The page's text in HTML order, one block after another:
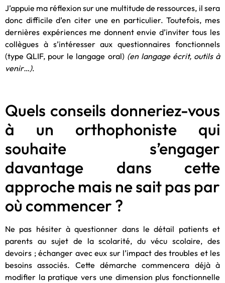
J’appuie ma réflexion sur une multitude de ressources, il sera
donc difficile d’en citer une en particulier. Toutefois, mes
dernières expériences me donnent envie d’inviter tous les
collègues à s’intéresser aux questionnaires fonctionnels
(type QLIF, pour le langage oral) (en langage écrit, outils à
venir…).
Quels conseils donneriez-vous
à un orthophoniste qui
souhaite s’engager
davantage dans cette
approche mais ne sait pas par
où commencer ?
Ne pas hésiter à questionner dans le détail patients et
parents au sujet de la scolarité, du vécu scolaire, des
devoirs ; échanger avec eux sur l’impact des troubles et les
besoins associés. Cette démarche commencera déjà à
modifier la pratique vers une dimension plus fonctionnelle